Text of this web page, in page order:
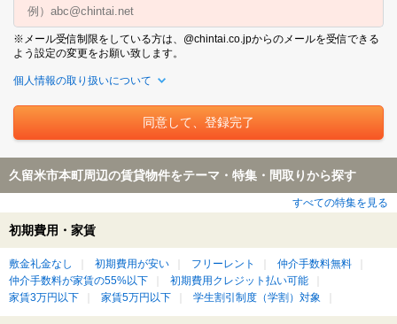
※メール受信制限をしている方は、@chintai.co.jpからのメールを受信できる
よう設定の変更をお願い致します。
個人情報の取り扱いについて
久留米市本町周辺の賃貸物件をテーマ・特集・間取りから探す
すべての特集を見る
初期費用・家賃
敷金礼金なし 初期費用が安い フリーレント
仲介手数料無料
仲介手数料が家賃の55%以下
初期費用クレジット払い可能
家賃3万円以下
家賃5万円以下 学生割引制度（学割）対象